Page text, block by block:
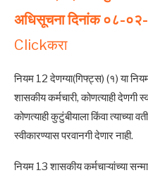
अधिसूचना दिनांक ०८-
Clickकरा
नियम 12 देणग्या(गिफ्ट्स) (१) या
शासकीय कर्मचारी, कोणत्याही देणगी
कोणत्याही कुटुंबीयाला किंवा त्याच्या
स्वीकारण्यास परवानगी देणार नाही.
नियम 13 शासकीय कर्मचाऱ्यांच्या